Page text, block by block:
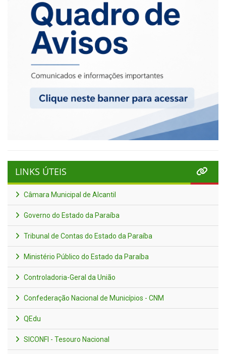
LINKS ÚTEIS
Câmara Municipal de Alcantil
Governo do Estado da Paraíba
Tribunal de Contas do Estado da Paraíba
Ministério Público do Estado da Paraíba
Controladoria-Geral da União
Confederação Nacional de Municípios - CNM
QEdu
SICONFI - Tesouro Nacional